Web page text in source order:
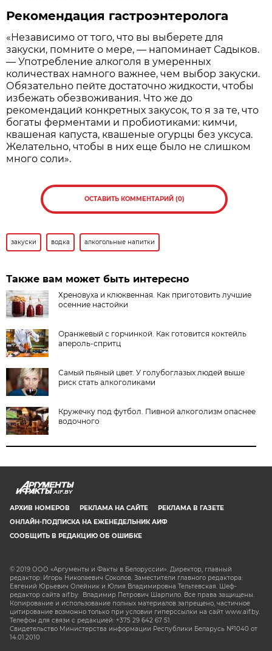
Рекомендация гастроэнтеролога
«Независимо от того, что вы выберете для
закуски, помните о мере, — напоминает Садыков.
— Употребление алкоголя в умеренных
количествах намного важнее, чем выбор закуски.
Обязательно пейте достаточно жидкости, чтобы
избежать обезвоживания. Что же до
рекомендаций конкретных закусок, то я за те, что
богаты ферментами и пробиотиками: кимчи,
квашеная капуста, квашеные огурцы без уксуса.
Желательно, чтобы в них еще было не слишком
много соли».
ОСТАВИТЬ КОММЕНТАРИЙ (0)
закуски водка алкогольные напитки
Также вам может быть интересно
Хреновуха и клюквенная. Как приготовить лучшие
осенние настойки
Оранжевый с горчинкой. Как готовится коктейль
апероль-спритц
Самый пьяный цвет. У голубоглазых людей выше
риск стать алкоголиками
Кружечку под футбол. Пивной алкоголизм опаснее
водочного
AIF.BY
АРХИВ НОМЕРОВ РЕКЛАМА НА САЙТЕ
РЕКЛАМА В ГАЗЕТЕ
ОНЛАЙН-ПОДПИСКА НА ЕЖЕНЕДЕЛЬНИК АИФ
СООБЩИТЬ В РЕДАКЦИЮ ОБ ОШИБКЕ
© 2019 ООО «Аргументы и Факты в Белоруссии». Директор, главный
редактор: Игорь Николаевич Соколов. Заместители главного редактора:
Евгений Юрьевич Олейник и Юлия Владимировна Тельтевская. Шеф-
редактор сайта aif.by: Владимир Петрович Шарпило. Все права защищены.
Копирование и использование полных материалов запрещено, частичное
цитирование возможно только при условии гиперссылки на сайт www.aif.by.
Телефон для связи с редакцией: +375 29 642 67 51.
Свидетельство Министерства информации Республики Беларусь №1040 от
14.01.2010